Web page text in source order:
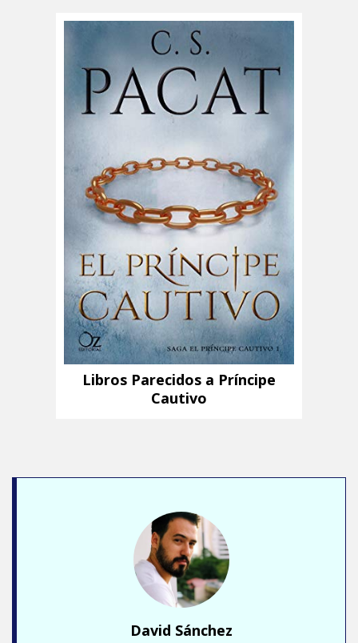
Libros Parecidos a Príncipe
Cautivo
David Sánchez